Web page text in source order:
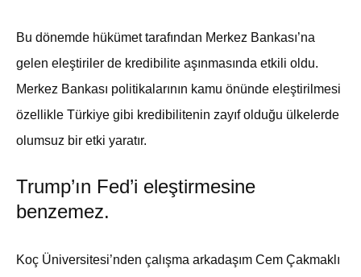
Bu dönemde hükümet tarafından Merkez Bankası’na
gelen eleştiriler de kredibilite aşınmasında etkili oldu.
Merkez Bankası politikalarının kamu önünde eleştirilmesi
özellikle Türkiye gibi kredibilitenin zayıf olduğu ülkelerde
olumsuz bir etki yaratır.
Trump’ın Fed’i eleştirmesine
benzemez.
Koç Üniversitesi’nden çalışma arkadaşım Cem Çakmaklı